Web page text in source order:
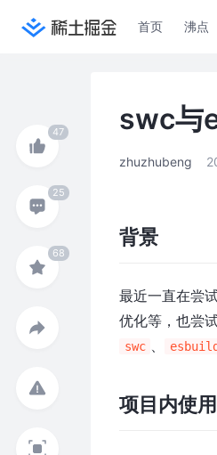
首页 沸点
swc与
zhuzhubeng
背景
最近一直在尝
优化等，也尝
swc esbuild
项目内使用